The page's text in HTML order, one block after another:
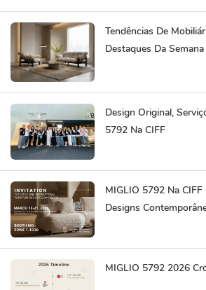
Tendências De
Destaques Da
Design Original,
5792 Na CIFF
MIGLIO 5792 Na
Designs
MIGLIO 5792 2026